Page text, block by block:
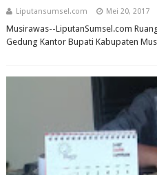
Liputansumsel.com Mei 20, 2017
Musirawas--LiputanSumsel.com
Gedung Kantor Bupati Kabupaten